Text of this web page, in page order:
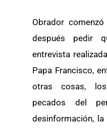
Obrador
después pedir
entrevista
Papa Francisco,
otras cosas,
pecados del
desinformación,